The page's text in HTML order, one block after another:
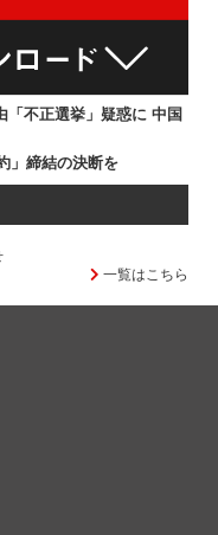
「不正選挙」疑惑に 中国
」締結の決断を
一覧はこちら